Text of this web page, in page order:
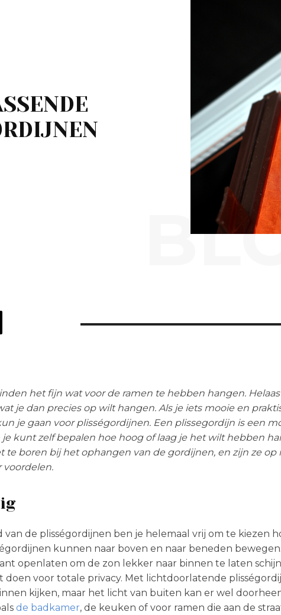
het fijn wat voor de ramen te hebben hangen.
je dan precies op wilt hangen. Als je iets mooie en
je gaan voor plisségordijnen. Een plissegordijn is een
kunt zelf bepalen hoe hoog of laag je het wilt hebben
te boren bij het ophangen van de gordijnen, en zijn ze op
voordelen.
van de plisségordijnen ben je helemaal vrij om te kiezen
kunnen naar boven en naar beneden
openlaten om de zon lekker naar binnen te laten
doen voor totale privacy. Met lichtdoorlatende
kijken, maar het licht van buiten kan er wel
de badkamer, de keuken of voor ramen die aan de